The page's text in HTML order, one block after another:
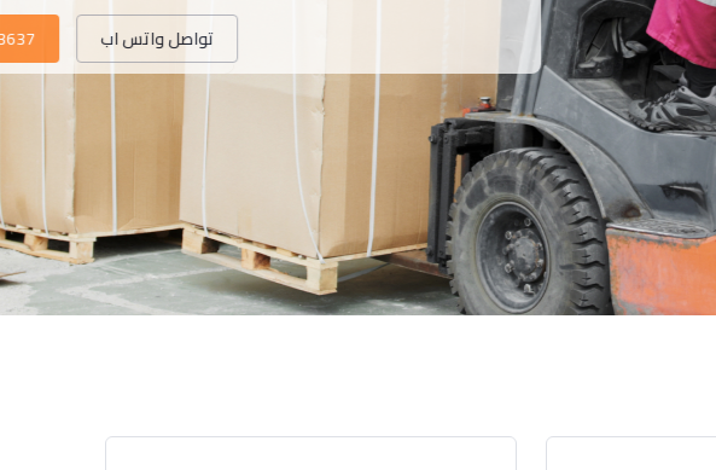
0537213637